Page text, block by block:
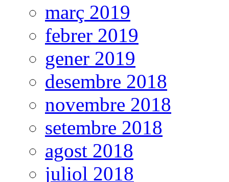
març 2019
febrer 2019
gener 2019
desembre 2018
novembre 2018
setembre 2018
agost 2018
juliol 2018